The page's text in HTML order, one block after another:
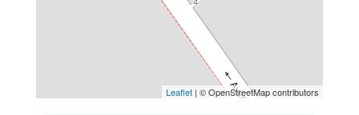
Leaflet | © OpenStreetMap contributors